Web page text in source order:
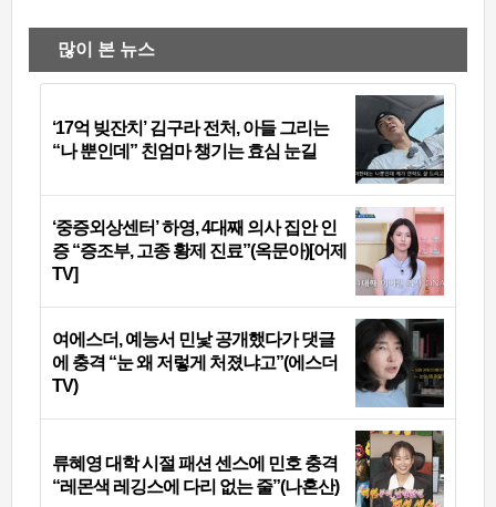
많이 본 뉴스
‘17억 빚잔치’ 김구라 전처, 아들 그리는
“나 뿐인데” 친엄마 챙기는 효심 눈길
‘중증외상센터’ 하영, 4대째 의사 집안 인
증 “증조부, 고종 황제 진료”(옥문아)[어제
TV]
여에스더, 예능서 민낯 공개했다가 댓글
에 충격 “눈 왜 저렇게 처졌냐고”(에스더
TV)
류혜영 대학 시절 패션 센스에 민호 충격
“레몬색 레깅스에 다리 없는 줄”(나혼산)